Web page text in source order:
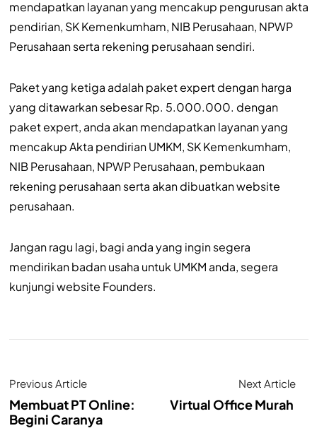
mendapatkan layanan yang mencakup pengurusan akta
pendirian, SK Kemenkumham, NIB Perusahaan, NPWP
Perusahaan serta rekening perusahaan sendiri.
Paket yang ketiga adalah paket expert dengan harga
yang ditawarkan sebesar Rp. 5.000.000. dengan
paket expert, anda akan mendapatkan layanan yang
mencakup Akta pendirian UMKM, SK Kemenkumham,
NIB Perusahaan, NPWP Perusahaan, pembukaan
rekening perusahaan serta akan dibuatkan website
perusahaan.
Jangan ragu lagi, bagi anda yang ingin segera
mendirikan badan usaha untuk UMKM anda, segera
kunjungi website Founders.
Previous Article
Membuat PT Online:
Begini Caranya
Next Article
Virtual Office Murah